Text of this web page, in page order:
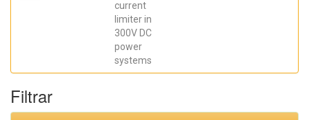
current
limiter in
300V DC
power
systems
Filtrar